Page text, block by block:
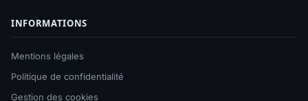
INFORMATIONS
Mentions légales
Politique de confidentialité
Gestion des cookies